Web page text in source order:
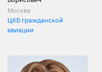
Москва
ЦКБ гражданской
авиации